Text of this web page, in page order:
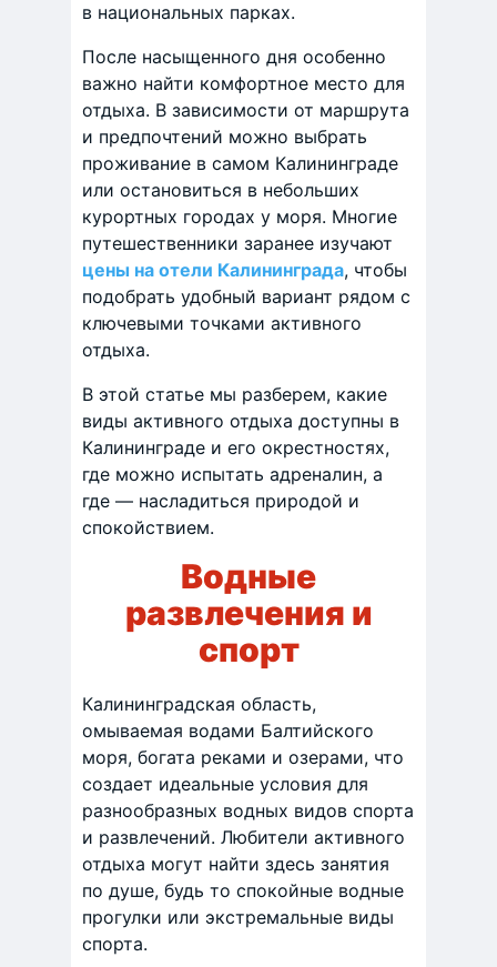
в национальных парках.
После насыщенного дня особенно
важно найти комфортное место для
отдыха. В зависимости от маршрута
и предпочтений можно выбрать
проживание в самом Калининграде
или остановиться в небольших
курортных городах у моря. Многие
путешественники заранее изучают
цены на отели Калининграда, чтобы
подобрать удобный вариант рядом с
ключевыми точками активного
отдыха.
В этой статье мы разберем, какие
виды активного отдыха доступны в
Калининграде и его окрестностях,
где можно испытать адреналин, а
где — насладиться природой и
спокойствием.
Водные
развлечения и
спорт
Калининградская область,
омываемая водами Балтийского
моря, богата реками и озерами, что
создает идеальные условия для
разнообразных водных видов спорта
и развлечений. Любители активного
отдыха могут найти здесь занятия
по душе, будь то спокойные водные
прогулки или экстремальные виды
спорта.